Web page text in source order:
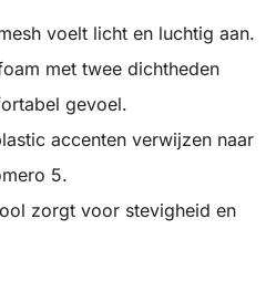
voelt licht en luchtig aan.
met twee dichtheden
gevoel.
accenten verwijzen naar
5.
zorgt voor stevigheid en